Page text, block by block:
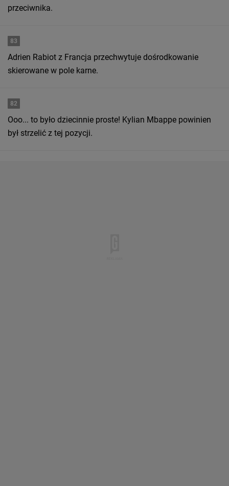
przeciwnika.
83
Adrien Rabiot z Francja przechwytuje dośrodkowanie
skierowane w pole karne.
82
Ooo... to było dziecinnie proste! Kylian Mbappe powinien
był strzelić z tej pozycji.